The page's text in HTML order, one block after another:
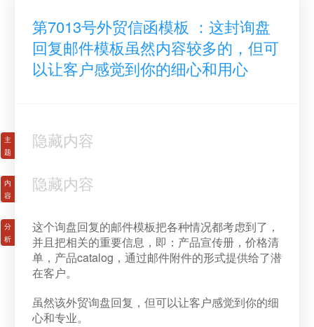
第7013号外贸信函模板 ：这封询盘
回复邮件模板虽然内容较多的，但可
以让客户感觉到你的细心和用心
隐藏内容
隐藏内容
这个询盘回复的邮件模板把各种情况都考虑到了，
并且把相关的重要信息，即：产品宣传册，价格清
单，产品catalog，通过邮件附件的形式提供给了潜
在客户。
虽然该外贸询盘回复，但可以让客户感觉到你的细
心和专业。